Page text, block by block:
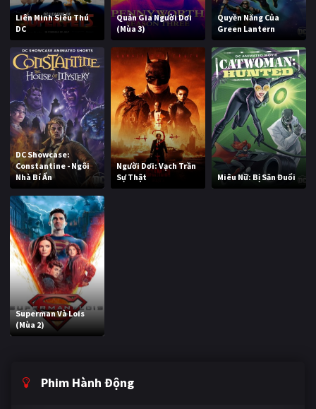
Liên Minh Siêu Thú
DC
Quản Gia Người Dơi
(Mùa 3)
Quyền Năng Của
Green Lantern
DC Showcase:
Constantine - Ngôi
Nhà Bí Ẩn
Người Dơi: Vạch Trần
Sự Thật
Miêu Nữ: Bị Săn Đuổi
Superman Và Lois
(Mùa 2)
Phim Hành Động